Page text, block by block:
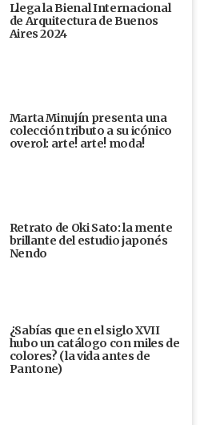
Llega la Bienal Internacional
de Arquitectura de Buenos
Aires 2024
Marta Minujín presenta una
colección tributo a su icónico
overol: arte! arte! moda!
Retrato de Oki Sato: la mente
brillante del estudio japonés
Nendo
¿Sabías que en el siglo XVII
hubo un catálogo con miles de
colores? (la vida antes de
Pantone)